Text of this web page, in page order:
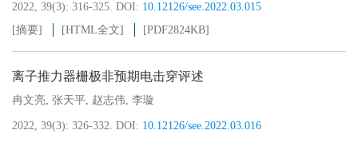
2022, 39(3): 316-325. DOI: 10.12126/see.2022.03.015
[摘要]
[HTML全文] [PDF2824KB]
离子推力器栅极非预期电击穿评述
冉文亮, 张天平, 赵志伟, 李璇
2022, 39(3): 326-332. DOI: 10.12126/see.2022.03.016